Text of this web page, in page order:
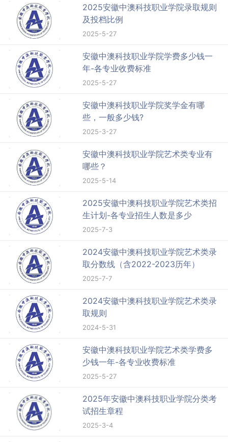
2025安徽中澳科技职业学院录取规则
及投档比例
2025-5-27
安徽中澳科技职业学院学费多少钱一
年-各专业收费标准
2025-5-27
安徽中澳科技职业学院奖学金有哪
些，一般多少钱?
2025-3-27
安徽中澳科技职业学院艺术类专业有
哪些？
2025-5-14
2025安徽中澳科技职业学院艺术类招
生计划-各专业招生人数是多少
2025-7-3
2024安徽中澳科技职业学院艺术类录
取分数线（含2022-2023历年）
2025-7-7
2024安徽中澳科技职业学院艺术类录
取规则
2024-5-31
安徽中澳科技职业学院艺术类学费多
少钱一年-各专业收费标准
2025-5-27
2025年安徽中澳科技职业学院分类考
试招生章程
2025-3-4